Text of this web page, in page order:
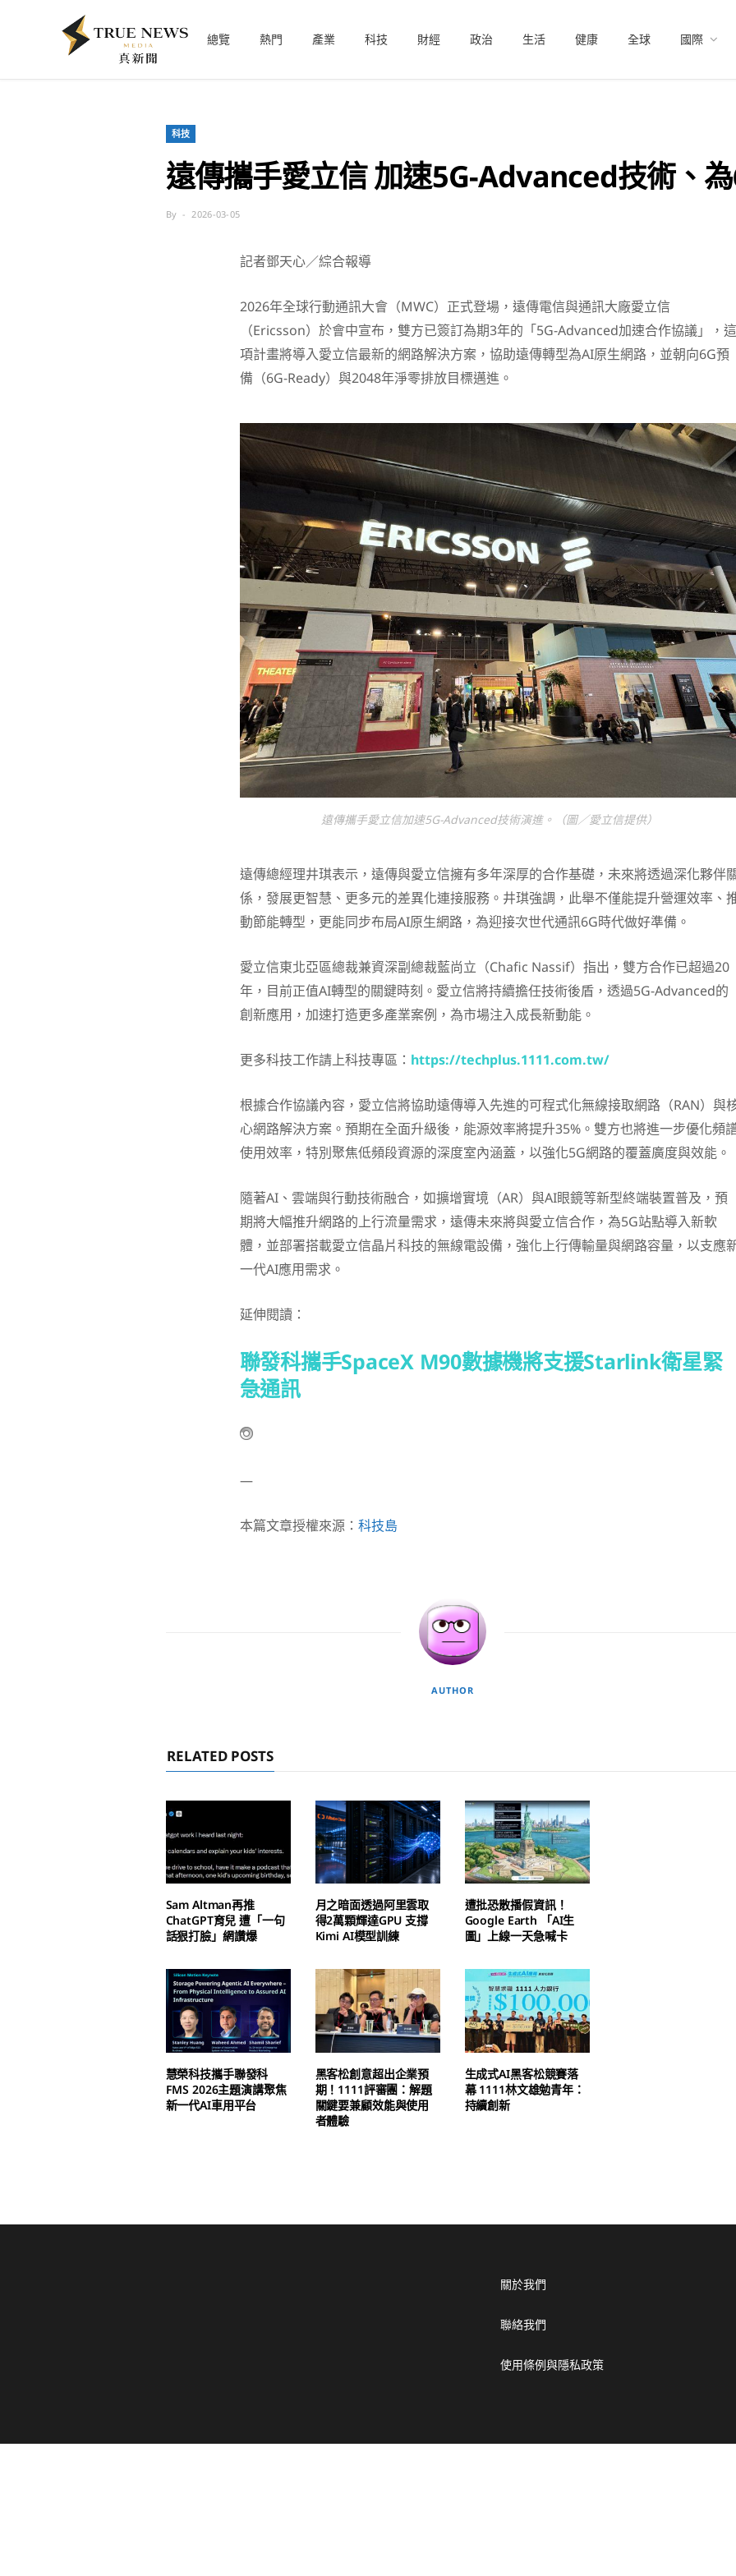
總覽 熱門 產業 科技 財經 政治 生活 健康 全球 國際
科技
遠傳攜手愛立信 加速5G-Advanced技術、
By 2026-03-05
記者鄧天心／綜合報導
2026年全球行動通訊大會（MWC）正式登場，遠傳電信與通訊大廠愛立信
（Ericsson）於會中宣布，雙方已簽訂為期3年的「5G-Advanced加速合作協議」，這
項計畫將導入愛立信最新的網路解決方案，協助遠傳轉型為AI原生網路，並朝向6G預
備（6G-Ready）與2048年淨零排放目標邁進。
遠傳攜手愛立信加速5G-Advanced技術演進。（圖／愛立信提供）
遠傳總經理井琪表示，遠傳與愛立信擁有多年深厚的合作基礎，未來將透過深化夥伴
係，發展更智慧、更多元的差異化連接服務。井琪強調，此舉不僅能提升營運效率、
動節能轉型，更能同步布局AI原生網路，為迎接次世代通訊6G時代做好準備。
愛立信東北亞區總裁兼資深副總裁藍尚立（Chafic Nassif）指出，雙方合作已超過20
年，目前正值AI轉型的關鍵時刻。愛立信將持續擔任技術後盾，透過5G-Advanced的
創新應用，加速打造更多產業案例，為市場注入成長新動能。
更多科技工作請上科技專區： https://techplus.1111.com.tw/
根據合作協議內容，愛立信將協助遠傳導入先進的可程式化無線接取網路（RAN）與
心網路解決方案。預期在全面升級後，能源效率將提升35%。雙方也將進一步優化頻
使用效率，特別聚焦低頻段資源的深度室內涵蓋，以強化5G網路的覆蓋廣度與效能。
隨著AI、雲端與行動技術融合，如擴增實境（AR）與AI眼鏡等新型終端裝置普及，預
期將大幅推升網路的上行流量需求，遠傳未來將與愛立信合作，為5G站點導入新軟
體，並部署搭載愛立信晶片科技的無線電設備，強化上行傳輸量與網路容量，以支應
一代AI應用需求。
延伸閱讀：
聯發科攜手SpaceX M90數據機將支援Starlink衛星緊
急通訊
—
本篇文章授權來源： 科技島
AUTHOR
RELATED POSTS
Sam Altman再推
ChatGPT育兒 遭「一句
話狠打臉」網讚爆
月之暗面透過阿里雲取
得2萬顆輝達GPU 支撐
Kimi AI模型訓練
遭批恐散播假資訊！
Google Earth 「AI生
圖」上線一天急喊卡
慧榮科技攜手聯發科
FMS 2026主題演講聚焦
新一代AI車用平台
黑客松創意超出企業預
期！1111評審團：解題
關鍵要兼顧效能與使用
者體驗
生成式AI黑客松競賽落
幕 1111林文雄勉青年：
持續創新
關於我們
聯絡我們
使用條例與隱私政策